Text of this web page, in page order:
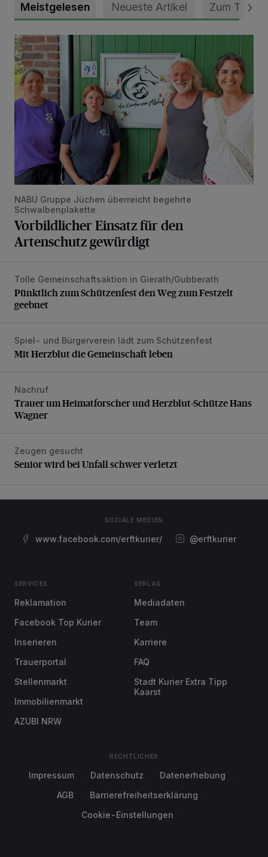
Meistgelesen Neueste Artikel Zum Thema
Vorbildlicher Einsatz für den Artenschutz gewürdigt
NABU Gruppe Jüchen überreicht begehrte
Schwalbenplakette
Vorbildlicher Einsatz für den
Artenschutz gewürdigt
Pünktlich zum Schützenfest den Weg zum Festzelt
Tolle Gemeinschaftsaktion in Gierath/Gubberath
Pünktlich zum Schützenfest den Weg zum Festzelt
geebnet
Mit Herzblut die Gemeinschaft leben
Spiel- und Bürgerverein lädt zum Schützenfest
Mit Herzblut die Gemeinschaft leben
Trauer um Heimatforscher und Herzblut-Schütze Hans
Nachruf
Trauer um Heimatforscher und Herzblut-Schütze Hans
Wagner
Senior wird bei Unfall schwer verletzt
Zeugen gesucht
Senior wird bei Unfall schwer verletzt
SOZIALE MEDIEN
www.facebook.com/erftkurier/ @erftkurier
SERVICES
Reklamation
Facebook Top Kurier
Inserieren
Trauerportal
Stellenmarkt
Immobilienmarkt
AZUBI NRW
VERLAG
Mediadaten
Team
Karriere
FAQ
Stadt Kurier Extra Tipp
Kaarst
RECHTLICHES
Impressum Datenschutz
Datenerhebung
AGB
Barrierefreiheitserklärung
Cookie-Einstellungen